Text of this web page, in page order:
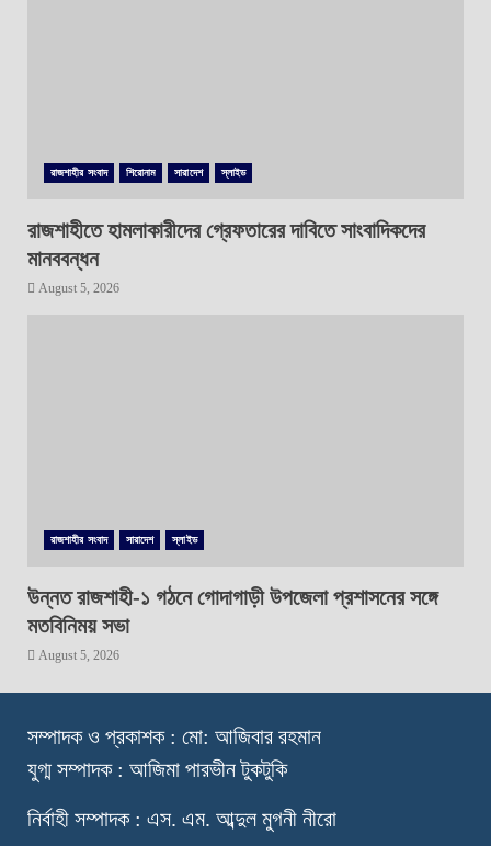
রাজশাহীর সংবাদ শিরোনাম সারাদেশ স্লাইড
রাজশাহীতে হামলাকারীদের গ্রেফতারের দাবিতে সাংবাদিকদের
মানববন্ধন
August 5, 2026
রাজশাহীর সংবাদ সারাদেশ স্লাইড
উন্নত রাজশাহী-১ গঠনে গোদাগাড়ী উপজেলা প্রশাসনের সঙ্গে
মতবিনিময় সভা
August 5, 2026
সম্পাদক ও প্রকাশক : মো: আজিবার রহমান
যুগ্ম সম্পাদক : আজিমা পারভীন টুকটুকি
নির্বাহী সম্পাদক : এস. এম. আব্দুল মুগনী নীরো